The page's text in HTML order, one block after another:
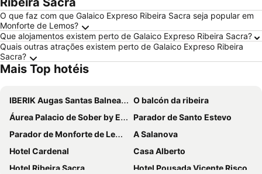
O que faz com que Galaico Expreso Ribeira Sacra seja popular em
Monforte de Lemos?
Que alojamentos existem perto de Galaico Expreso Ribeira Sacra?
Quais outras atrações existem perto de Galaico Expreso Ribeira
Sacra?
Mais Top hotéis
IBERIK Augas Santas Balneario & Golf
O balcón da ribeira
Áurea Palacio de Sober by Eurostars Hotel Company
Parador de Santo Estevo
Parador de Monforte de Lemos
A Salanova
Hotel Cardenal
Casa Alberto
Hotel Ribeira Sacra
Hotel Pousada Vicente Risco